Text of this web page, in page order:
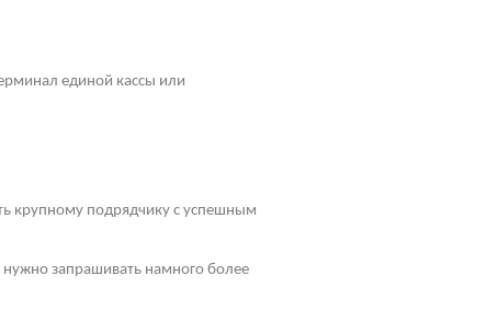
единой кассы или
крупному подрядчику с успешным
нужно запрашивать намного более